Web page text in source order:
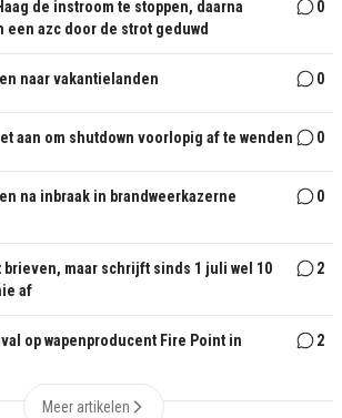
de instroom te stoppen, daarna
een azc door de strot geduwd
0
naar vakantielanden 0
aan om shutdown voorlopig af te wenden 0
na inbraak in brandweerkazerne
0
brieven, maar schrijft sinds 1 juli wel 10
af
2
op wapenproducent Fire Point in
2
Meer artikelen